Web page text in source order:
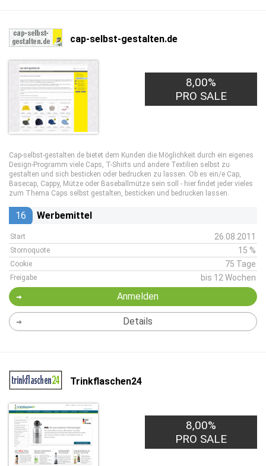
cap-selbst-gestalten.de
8,00%
PRO SALE
Cap-selbst-gestalten.de bietet dem Kunden die Möglichkeit durch ein eigenes
Design-Programm viele Caps, T-Shirts und andere Textilien selbst zu
gestalten und sich besticken oder bedrucken zu lassen. Ob es ein/e Cap,
Basecap, Cappy, Mütze oder Baseballmütze sein soll - hier findet jeder vieles
zum Thema Caps selbst gestalten, besticken und bedrucken lassen.
16 Werbemittel
Start 26.08.2011
Stornoquote 15 %
Cookie 75 Tage
Freigabe bis 12 Wochen
Anmelden
Details
Trinkflaschen24
8,00%
PRO SALE